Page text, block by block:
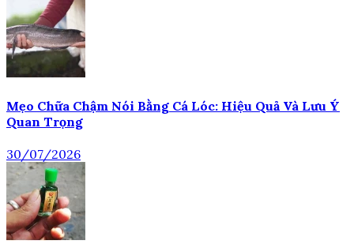
Mẹo Chữa Chậm Nói Bằng Cá Lóc: Hiệu Quả Và Lưu Ý
Quan Trọng
30/07/2026